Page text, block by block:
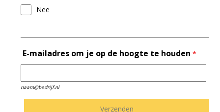
Nee
E-mailadres om je op de hoogte te houden *
naam@bedrijf.nl